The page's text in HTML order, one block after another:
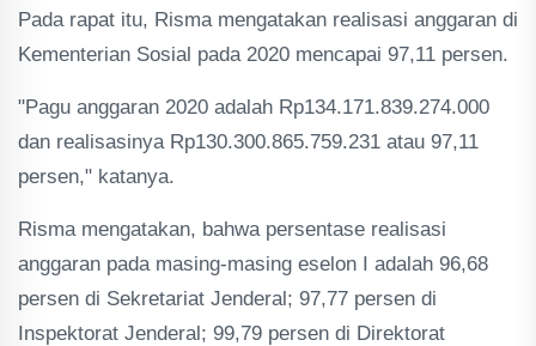
Pada rapat itu, Risma mengatakan realisasi anggaran di
Kementerian Sosial pada 2020 mencapai 97,11 persen.
"Pagu anggaran 2020 adalah Rp134.171.839.274.000
dan realisasinya Rp130.300.865.759.231 atau 97,11
persen," katanya.
Risma mengatakan, bahwa persentase realisasi
anggaran pada masing-masing eselon I adalah 96,68
persen di Sekretariat Jenderal; 97,77 persen di
Inspektorat Jenderal; 99,79 persen di Direktorat